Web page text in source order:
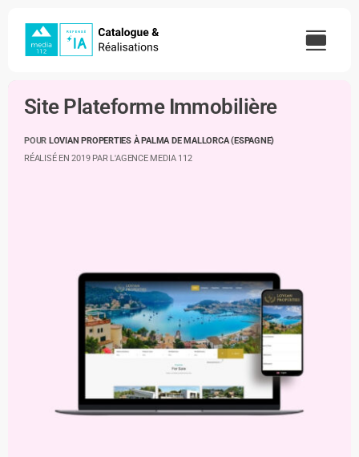
content
Site Plateforme Immobilière
POUR LOVIAN PROPERTIES À PALMA DE MALLORCA (ESPAGNE)
RÉALISÉ EN 2019 PAR L'AGENCE MEDIA 112